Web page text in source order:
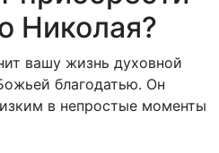
Николая?
вашу жизнь духовной
благодатью. Он
в непростые моменты